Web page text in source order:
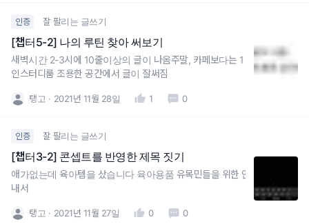
인증 잘 팔리는 글쓰기
[챕터5-2] 나의 루틴 찾아 써보기
새벽시간 2-3시에 10줄이상의 글이 나옴주말, 카페보다는 1
인스터디룸 조용한 공간에서 글이 잘써짐
탱고 2021년 11월 28일 1 0
인증 잘 팔리는 글쓰기
[챕터3-2] 콘셉트를 반영한 제목 짓기
애가없는데 육아템을 샀습니다 육아용품 유목민들을 위한 안
내서
탱고 2021년 11월 27일 0 0